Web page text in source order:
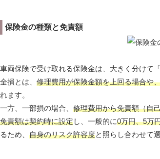
保険金の種類と免責額
車両保険で受け取れる保険金は、大きく分けて「
全損とは、 修理費用が保険金額を上回る場合や
れます。
一方、一部損の場合、 修理費用から免責額（自
免責額は契約時に設定し、一般的に0万円、5万
るため、 自身のリスク許容度と照らし合わせて